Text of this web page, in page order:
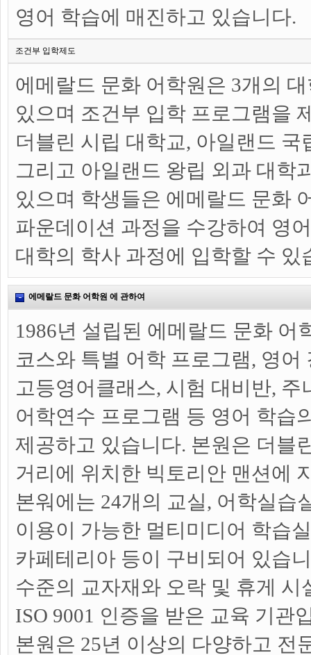
영어 학습에 매진하고 있습니다.
조건부 입학제도
에메랄드 문화 어학원은 3개의
있으며 조건부 입학 프로그램을
더블린 시립 대학교, 아일랜드 국
그리고 아일랜드 왕립 외과 대학
있으며 학생들은 에메랄드 문화
파운데이션 과정을 수강하여 영
대학의 학사 과정에 입학할 수 있
에메랄드 문화 어학원 에 관하여
1986년 설립된 에메랄드 문화 어
코스와 특별 어학 프로그램, 영어
고등영어클래스, 시험 대비반, 주
어학연수 프로그램 등 영어 학습
제공하고 있습니다. 본원은 더블
거리에 위치한 빅토리안 맨션에
본워에는 24개의 교실, 어학실습
이용이 가능한 멀티미디어 학습
카페테리아 등이 구비되어 있습
수준의 교자재와 오락 및 휴게 시
ISO 9001 인증을 받은 교육 기관
본원은 25년 이상의 다양하고 전